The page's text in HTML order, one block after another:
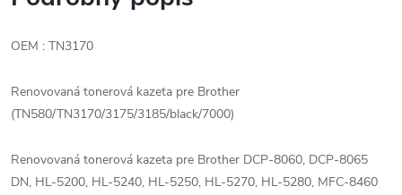
OEM : TN3170
Renovovaná tonerová kazeta pre Brother
(TN580/TN3170/3175/3185/black/7000)
Renovovaná tonerová kazeta pre Brother DCP-8060, DCP-8065
DN, HL-5200, HL-5240, HL-5250, HL-5270, HL-5280, MFC-8460